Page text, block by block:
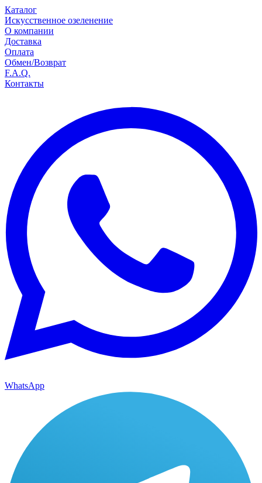
Каталог
Искусственное озеленение
О компании
Доставка
Оплата
Обмен/Возврат
F.A.Q.
Контакты
WhatsApp